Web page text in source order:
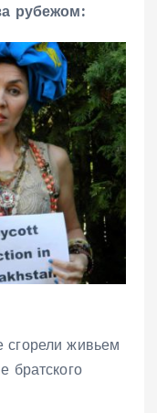
рубежом:
сгорели живьем
братского